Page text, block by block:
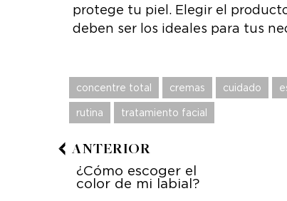
protege tu piel. Elegir el
deben ser los ideales para tus
concentre total cremas cuidado
rutina tratamiento facial
ANTERIOR
¿Cómo escoger el
color de mi labial?